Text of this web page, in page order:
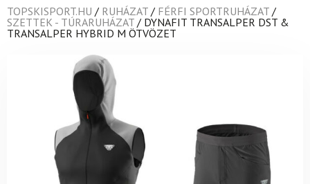
TOPSKISPORT.HU / RUHÁZAT / FÉRFI SPORTRUHÁZAT /
SZETTEK - TÚRARUHÁZAT / DYNAFIT TRANSALPER DST &
TRANSALPER HYBRID M ÖTVÖZET